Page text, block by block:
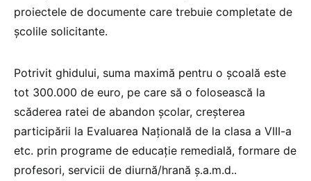
proiectele de documente care trebuie completate de
școlile solicitante.
Potrivit ghidului, suma maximă pentru o școală este
tot 300.000 de euro, pe care să o folosească la
scăderea ratei de abandon școlar, creșterea
participării la Evaluarea Națională de la clasa a VIII-a
etc. prin programe de educație remedială, formare de
profesori, servicii de diurnă/hrană ș.a.m.d..